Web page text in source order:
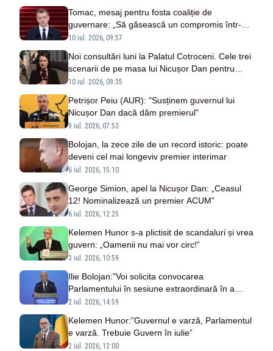
Tomac, mesaj pentru fosta coaliție de
guvernare: „Să găsească un compromis într-un
timp cât mai scurt”
10 iul. 2026, 09:57
Noi consultări luni la Palatul Cotroceni. Cele trei
scenarii de pe masa lui Nicușor Dan pentru
viitorul guvern
10 iul. 2026, 09:35
Petrișor Peiu (AUR): "Susținem guvernul lui
Nicușor Dan dacă dăm premierul"
9 iul. 2026, 07:53
Bolojan, la zece zile de un record istoric: poate
deveni cel mai longeviv premier interimar
6 iul. 2026, 15:10
George Simion, apel la Nicușor Dan: „Ceasul
12! Nominalizează un premier ACUM”
6 iul. 2026, 12:25
Kelemen Hunor s-a plictisit de scandaluri și vrea
guvern: „Oamenii nu mai vor circ!”
3 iul. 2026, 10:59
Ilie Bolojan:”Voi solicita convocarea
Parlamentului în sesiune extraordinară în a
doua jumătate a lunii iulie”
2 iul. 2026, 14:59
Kelemen Hunor:”Guvernul e varză, Parlamentul
e varză. Trebuie Guvern în iulie”
2 iul. 2026, 12:00